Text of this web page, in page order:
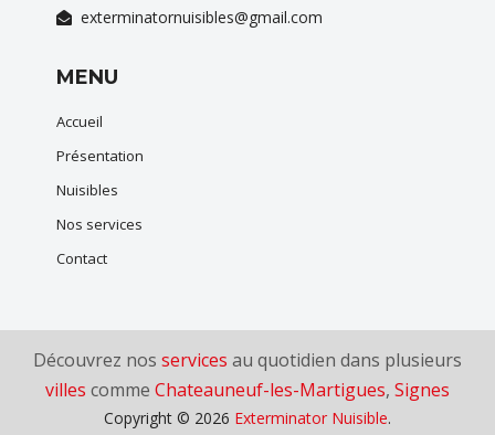
exterminatornuisibles@gmail.com
MENU
Accueil
Présentation
Nuisibles
Nos services
Contact
Découvrez nos services au quotidien dans plusieurs
villes comme Chateauneuf-les-Martigues, Signes
Copyright © 2026 Exterminator Nuisible.